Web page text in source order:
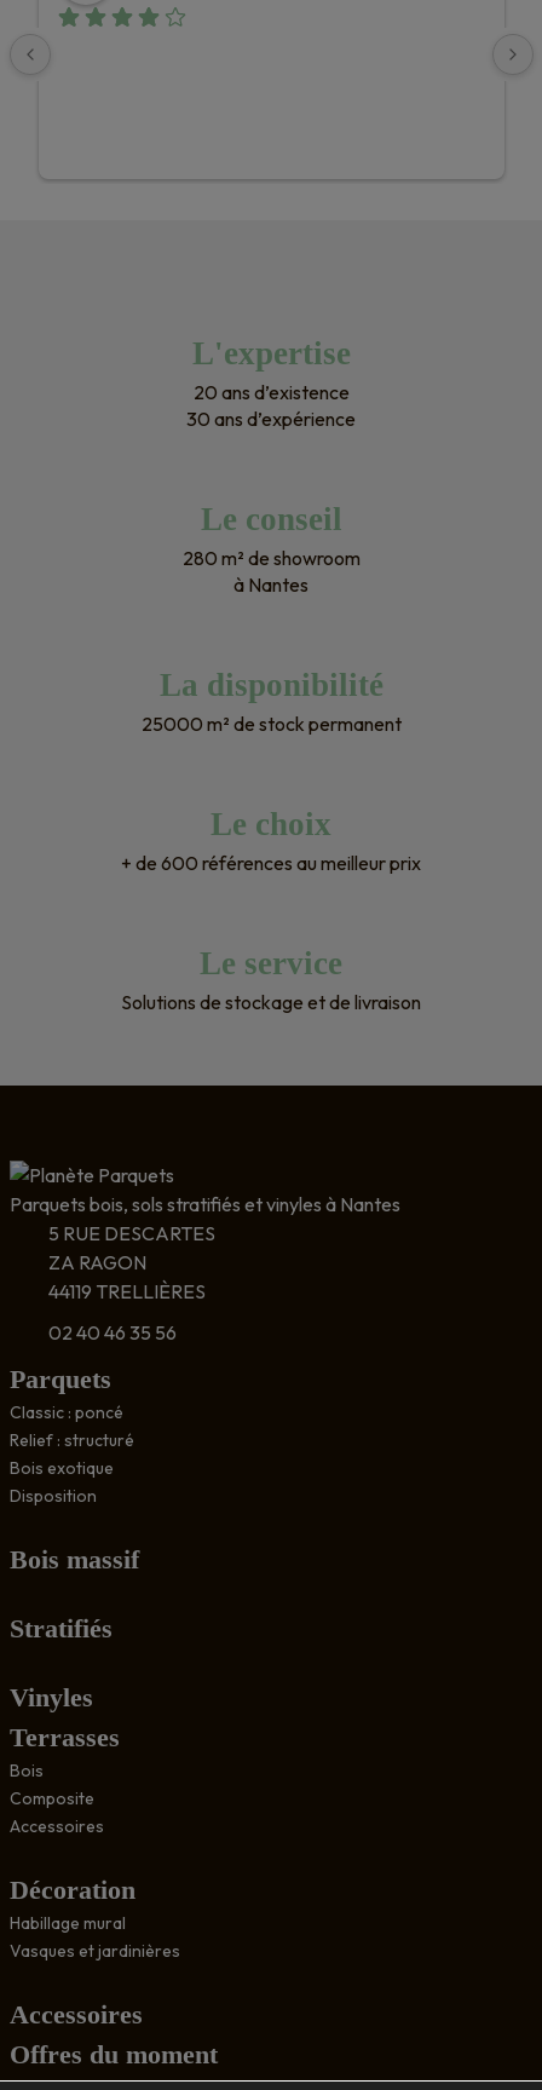
L'expertise
20 ans d’existence
30 ans d’expérience
Le conseil
280 m² de showroom
à Nantes
La disponibilité
25000 m² de stock permanent
Le choix
+ de 600 références au meilleur prix
Le service
Solutions de stockage et de livraison
Parquets bois, sols stratifiés et vinyles à Nantes
5 RUE DESCARTES
ZA RAGON
44119 TRELLIÈRES
02 40 46 35 56
Parquets
Classic : poncé
Relief : structuré
Bois exotique
Disposition
Bois massif
Stratifiés
Vinyles
Terrasses
Bois
Composite
Accessoires
Décoration
Habillage mural
Vasques et jardinières
Accessoires
Offres du moment